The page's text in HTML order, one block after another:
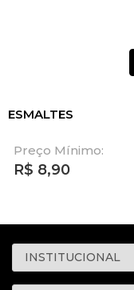
ESMALTES
Preço Mínimo:
R$ 8,90
INSTITUCIONAL